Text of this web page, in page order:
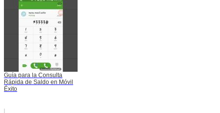
Guía para la Consulta
Rápida de Saldo en Móvil
Éxito